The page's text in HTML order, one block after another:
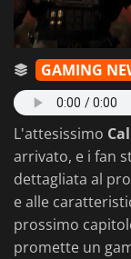
GAMING
L'attesissimo
arrivato, e i fan
dettagliata al
e alle
prossimo
promette un